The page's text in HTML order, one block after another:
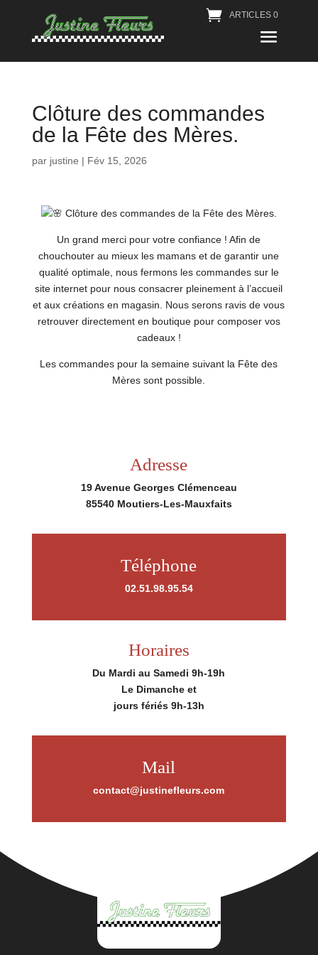
ARTICLES 0
Clôture des commandes
de la Fête des Mères.
par justine | Fév 15, 2026
Clôture des commandes de la Fête des Mères.
Un grand merci pour votre confiance ! Afin de
chouchouter au mieux les mamans et de garantir une
qualité optimale, nous fermons les commandes sur le
site internet pour nous consacrer pleinement à l’accueil
et aux créations en magasin. ​Nous serons ravis de vous
retrouver directement en boutique pour composer vos
cadeaux !
Les commandes pour la semaine suivant la Fête des
Mères sont possible.
Adresse
19 Avenue Georges Clémenceau
85540 Moutiers-Les-Mauxfaits
Téléphone
02.51.98.95.54
Horaires
Du Mardi au Samedi 9h-19h
Le Dimanche et
jours fériés 9h-13h
Mail
contact@justinefleurs.com